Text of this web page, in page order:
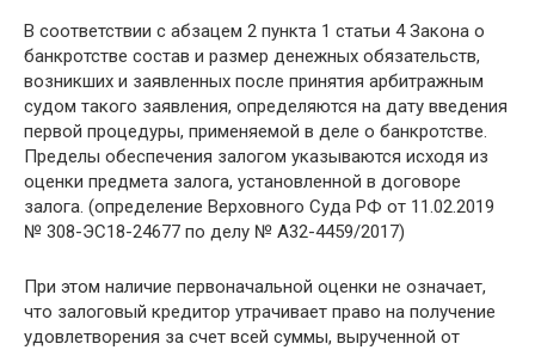
В соответствии с абзацем 2 пункта 1 статьи 4 Закона о
банкротстве состав и размер денежных обязательств,
возникших и заявленных после принятия арбитражным
судом такого заявления, определяются на дату введения
первой процедуры, применяемой в деле о банкротстве.
Пределы обеспечения залогом указываются исходя из
оценки предмета залога, установленной в договоре
залога. (определение Верховного Суда РФ от 11.02.2019
№ 308-ЭС18-24677 по делу № А32-4459/2017)
При этом наличие первоначальной оценки не означает,
что залоговый кредитор утрачивает право на получение
удовлетворения за счет всей суммы, вырученной от